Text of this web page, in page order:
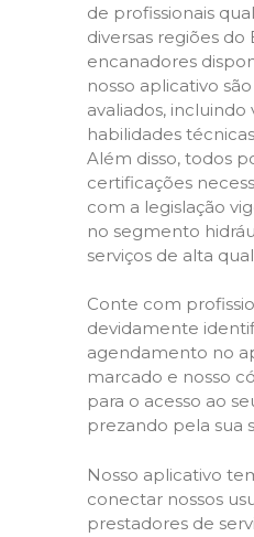
de profissionais
diversas regiões do
encanadores
nosso aplicativo
avaliados, incluindo
habilidades
Além disso, todos
certificações
com a legislação
no segmento
serviços de alta
Conte com
devidamente
agendamento no
marcado e nosso
para o acesso ao
prezando pela sua
Nosso aplicativo
conectar nossos
prestadores de